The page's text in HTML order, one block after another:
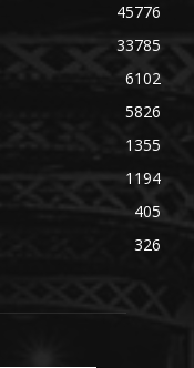
45776
33785
6102
5826
1355
1194
405
326